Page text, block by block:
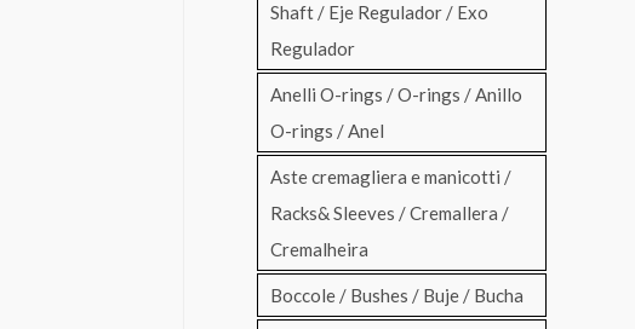
Shaft / Eje Regulador / Exo
Regulador
Anelli O-rings / O-rings / Anillo
O-rings / Anel
Aste cremagliera e manicotti /
Racks& Sleeves / Cremallera /
Cremalheira
Boccole / Bushes / Buje / Bucha